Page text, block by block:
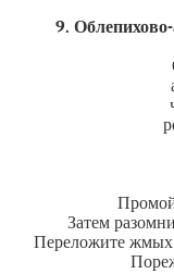
9.
Затем
Переложите жмых